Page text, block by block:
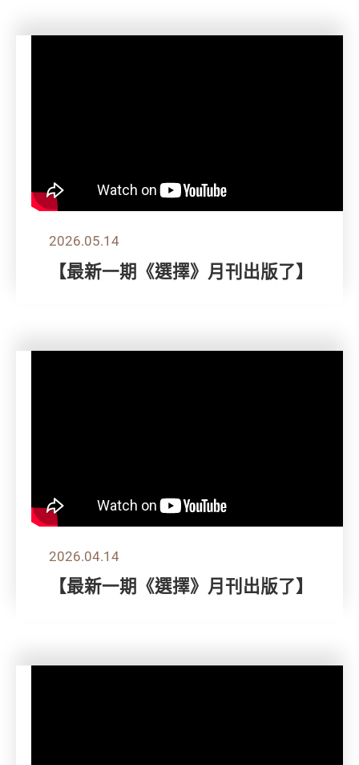
2026.05.14
【最新一期《選擇》月刊出版了】
2026.04.14
【最新一期《選擇》月刊出版了】